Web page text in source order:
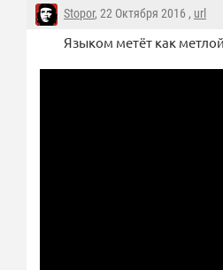
Stopor, 22 Октября 2016 , url
Языком метёт как